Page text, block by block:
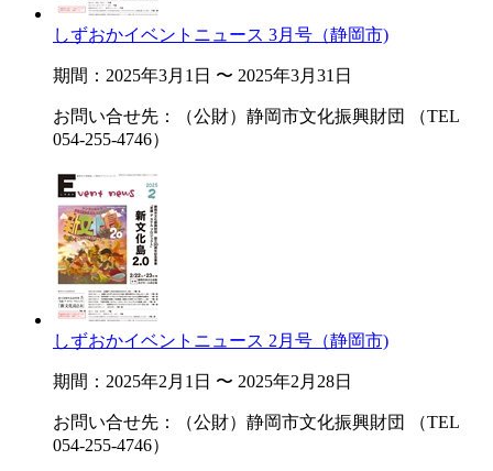
しずおかイベントニュース 3月号（静岡市)
期間：2025年3月1日 〜 2025年3月31日
お問い合せ先：（公財）静岡市文化振興財団 （TEL
054-255-4746）
しずおかイベントニュース 2月号（静岡市)
期間：2025年2月1日 〜 2025年2月28日
お問い合せ先：（公財）静岡市文化振興財団 （TEL
054-255-4746）